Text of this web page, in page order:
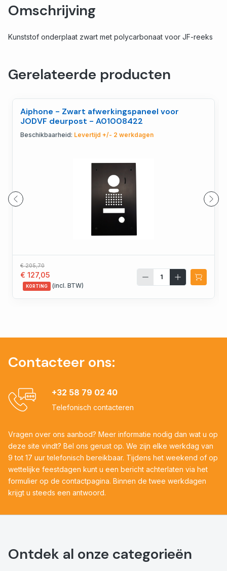
Omschrijving
Kunststof onderplaat zwart met polycarbonaat voor JF-reeks
Gerelateerde producten
Aiphone - Zwart afwerkingspaneel voor
JODVF deurpost - A01008422
Beschikbaarheid: Levertijd +/- 2 werkdagen
€ 205,70
€ 127,05
KORTING (incl. BTW)
Contacteer ons:
+32 58 79 02 40
Telefonisch contacteren
Vragen over ons aanbod? Meer informatie nodig dan wat u op
deze site vindt? Bel ons gerust op. We zijn elke werkdag van
9 tot 17 uur telefonisch bereikbaar. Tijdens het weekend of op
wettelijke feestdagen kunt u een bericht achterlaten via het
formulier op de contactpagina. Binnen de twee werkdagen
krijgt u steeds een antwoord.
Ontdek al onze categorieën